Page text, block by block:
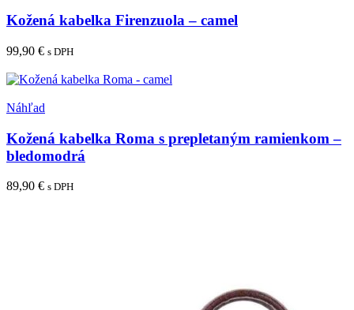
Kožená kabelka Firenzuola – camel
99,90 € s DPH
Náhľad
Kožená kabelka Roma s prepletaným ramienkom –
bledomodrá
89,90 € s DPH